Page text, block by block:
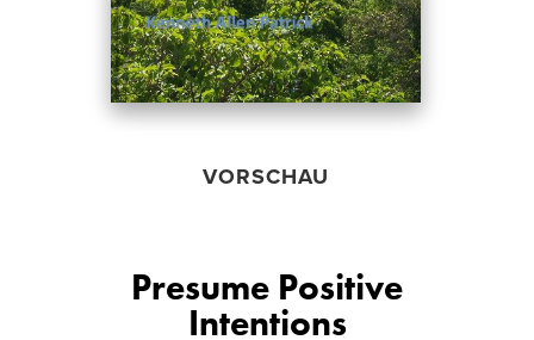
VORSCHAU
Presume Positive
Intentions